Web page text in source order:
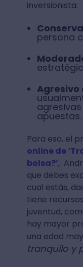
inversionista:
persona
Agresivo
apuestas.
Para eso, el
online de
bolsa?’,
que debes
cual estás,
tiene
juventud,
hay mayor
una edad
tranquilo y